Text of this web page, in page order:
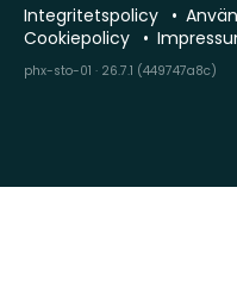
Integritetspolicy
Cookiepolicy
phx-sto-01 · 26.7.1 (449747a8c)